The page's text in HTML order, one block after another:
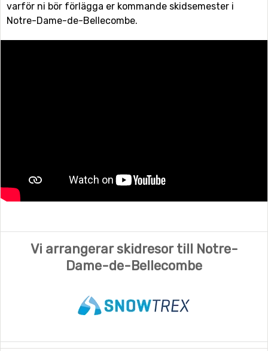
varför ni bör förlägga er kommande skidsemester i
Notre-Dame-de-Bellecombe.
Vi arrangerar skidresor till Notre-
Dame-de-Bellecombe